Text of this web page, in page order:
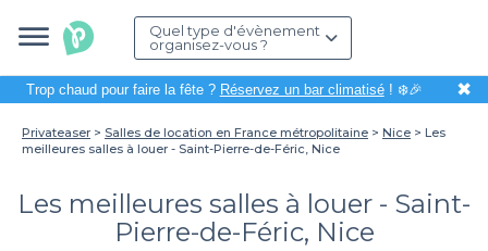
Quel type d'évènement
organisez-vous ?
Trop chaud pour faire la fête ? Réservez un bar climatisé! ❄️🎉 ✖
Privateaser Salles de location en France métropolitaine Nice
Les
meilleures salles à louer - Saint-Pierre-de-Féric, Nice
Les meilleures salles à louer - Saint-
Pierre-de-Féric, Nice